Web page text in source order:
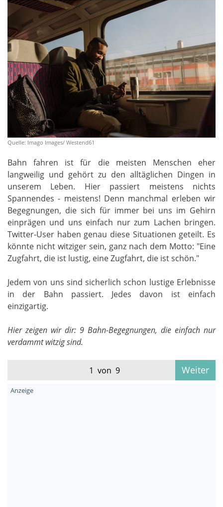
Quelle: Imago Images/ Westend61
Bahn fahren ist für die meisten Menschen eher
langweilig und gehört zu den alltäglichen Dingen in
unserem Leben. Hier passiert meistens nichts
Spannendes - meistens! Denn manchmal erleben wir
Begegnungen, die sich für immer bei uns im Gehirn
einprägen und uns einfach nur zum Lachen bringen.
Twitter-User haben genau diese Situationen geteilt. Es
könnte nicht witziger sein, ganz nach dem Motto: "Eine
Zugfahrt, die ist lustig, eine Zugfahrt, die ist schön."
Jedem von uns sind sicherlich schon lustige Erlebnisse
in der Bahn passiert. Jedes davon ist einfach
einzigartig.
Hier zeigen wir dir: 9 Bahn-Begegnungen, die einfach nur
verdammt witzig sind.
1 von 9 Weiter